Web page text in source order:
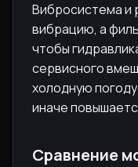
Вибросистема и
вибрацию, а
чтобы
сервисного
холодную
иначе
Сравнение